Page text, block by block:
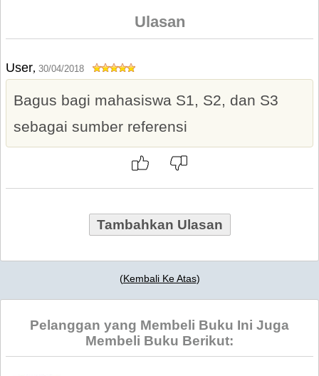
Ulasan
User, 30/04/2018
Bagus bagi mahasiswa S1, S2, dan S3
sebagai sumber referensi
Tambahkan Ulasan
(Kembali Ke Atas)
Pelanggan yang Membeli Buku Ini Juga
Membeli Buku Berikut: